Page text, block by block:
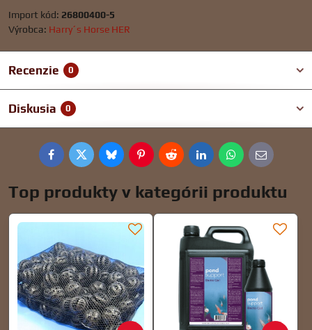
Import kód: 26800400-5
Výrobca: Harry´s Horse HER
Recenzie 0
Diskusia 0
FacebookTwitterBlueskyPinterestRedditLinkedInWhatsApp
E-
mail
Top produkty v kategórii produktu